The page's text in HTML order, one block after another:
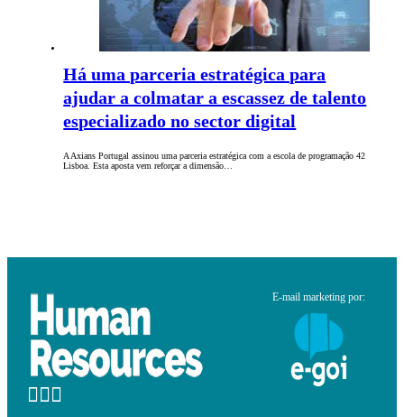
Há uma parceria estratégica para
ajudar a colmatar a escassez de talento
especializado no sector digital
A Axians Portugal assinou uma parceria estratégica com a escola de programação 42
Lisboa. Esta aposta vem reforçar a dimensão…
E-mail marketing por: